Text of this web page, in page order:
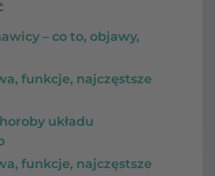
– co to, objawy,
funkcje, najczęstsze
układu
funkcje, najczęstsze